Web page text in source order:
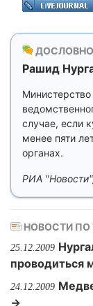
ДОСЛОВНО
Рашид
случае, если
менее пяти
органах.
РИА
НОВОСТИ ПО
25.12.2009
проводиться
24.12.2009
→